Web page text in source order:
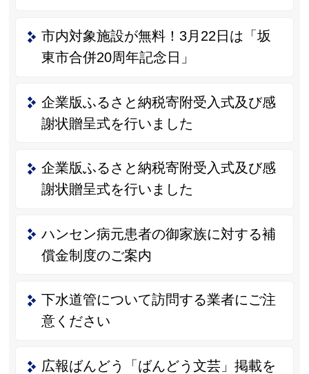
市内対象施設が無料！3月22日は「坂
東市合併20周年記念日」
企業版ふるさと納税寄附受入式及び感
謝状贈呈式を行いました
企業版ふるさと納税寄附受入式及び感
謝状贈呈式を行いました
ハンセン病元患者の御家族に対する補
償金制度のご案内
下水道管について訪問する業者にご注
意ください
広報ばんどう「ばんどう文芸」掲載を